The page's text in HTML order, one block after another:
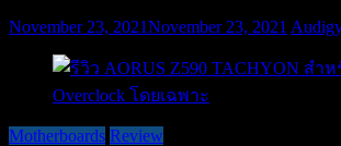
November 23, 2021November 23, 2021
Motherboards Review